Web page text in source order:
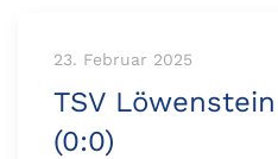
23. Februar 2025
TSV
(0:0)